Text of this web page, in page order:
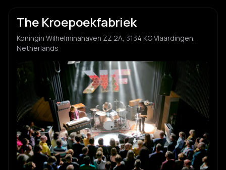
The Kroepoekfabriek
Koningin Wilhelminahaven ZZ 2A, 3134 KG Vlaardingen,
Netherlands